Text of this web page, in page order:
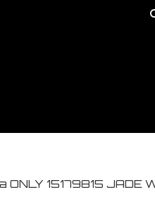
ONLY 15179815 JADE